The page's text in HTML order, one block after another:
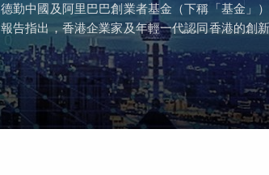
德勤中國及阿里巴巴創業者基金（下稱「基金」
報告指出，香港企業家及年輕一代認同香港的創